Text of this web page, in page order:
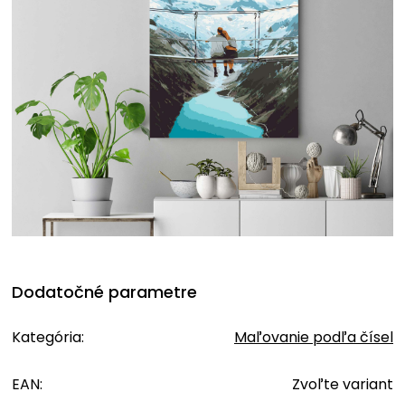
Dodatočné parametre
Kategória: Maľovanie podľa čísel
EAN: Zvoľte variant